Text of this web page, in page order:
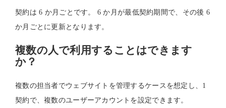
契約は 6 か月ごとです。 6 か月が最低契約期間で、その後 6
か月ごとに更新となります。
複数の人で利用することはできます
か？
複数の担当者でウェブサイトを管理するケースを想定し、1
契約で、複数のユーザーアカウントを設定できます。